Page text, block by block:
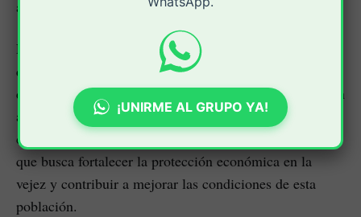
años.
En febrero pasado, el presidente Gustavo Petro anunció
que aumentaría las transferencias a los adultos mayores
que se encuentran en situación de pobreza extrema y sin
acceso a pensión. La medida responde al Plan Nacional
de Desarrollo Colombia Potencia Mundial de la Vida,
que busca fortalecer la protección económica en la
vejez y contribuir a mejorar las condiciones de esta
población.
¡UNIRME AL GRUPO YA!